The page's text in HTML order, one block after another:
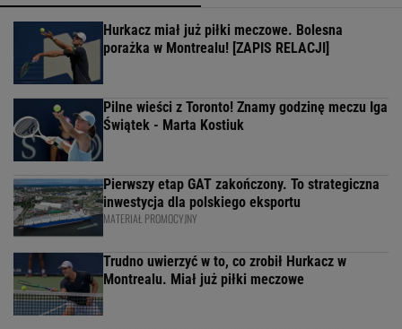
Hurkacz miał już piłki meczowe. Bolesna
porażka w Montrealu! [ZAPIS RELACJI]
Pilne wieści z Toronto! Znamy godzinę meczu Iga
Świątek - Marta Kostiuk
Pierwszy etap GAT zakończony. To strategiczna
inwestycja dla polskiego eksportu
MATERIAŁ PROMOCYJNY
Trudno uwierzyć w to, co zrobił Hurkacz w
Montrealu. Miał już piłki meczowe